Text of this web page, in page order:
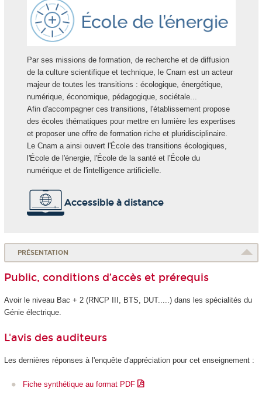
Par ses missions de formation, de recherche et de diffusion
de la culture scientifique et technique, le Cnam est un acteur
majeur de toutes les transitions : écologique, énergétique,
numérique, économique, pédagogique, sociétale...
Afin d'accompagner ces transitions, l'établissement propose
des écoles thématiques pour mettre en lumière les expertises
et proposer une offre de formation riche et pluridisciplinaire.
Le Cnam a ainsi ouvert l'École des transitions écologiques,
l'École de l'énergie, l'École de la santé et l'École du
numérique et de l'intelligence artificielle.
Accessible à distance
PRÉSENTATION
Public, conditions d’accès et prérequis
Avoir le niveau Bac + 2 (RNCP III, BTS, DUT.....) dans les spécialités du
Génie électrique.
L'avis des auditeurs
Les dernières réponses à l'enquête d'appréciation pour cet enseignement :
Fiche synthétique au format PDF